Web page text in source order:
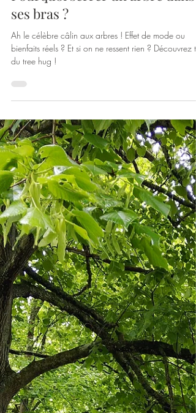
1 juin
10 min de lecture
Arbres, forêts et sylvotherapie
Pourquoi serrer un arbre dans
ses bras ?
Ah le célèbre câlin aux arbres ! Effet de mode ou
du tree hug !